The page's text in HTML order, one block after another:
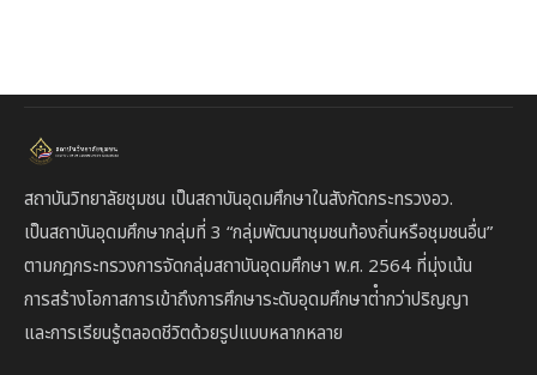
สถาบันวิทยาลัยชุมชน เป็นสถาบันอุดมศึกษาในสังกัดกระทรวงอว.
เป็นสถาบันอุดมศึกษากลุ่มที่ 3 “กลุ่มพัฒนาชุมชนท้องถิ่นหรือชุมชนอื่น”
ตามกฎกระทรวงการจัดกลุ่มสถาบันอุดมศึกษา พ.ศ. 2564 ที่มุ่งเน้น
การสร้างโอกาสการเข้าถึงการศึกษาระดับอุดมศึกษาต่ํากว่าปริญญา
และการเรียนรู้ตลอดชีวิตด้วยรูปแบบหลากหลาย